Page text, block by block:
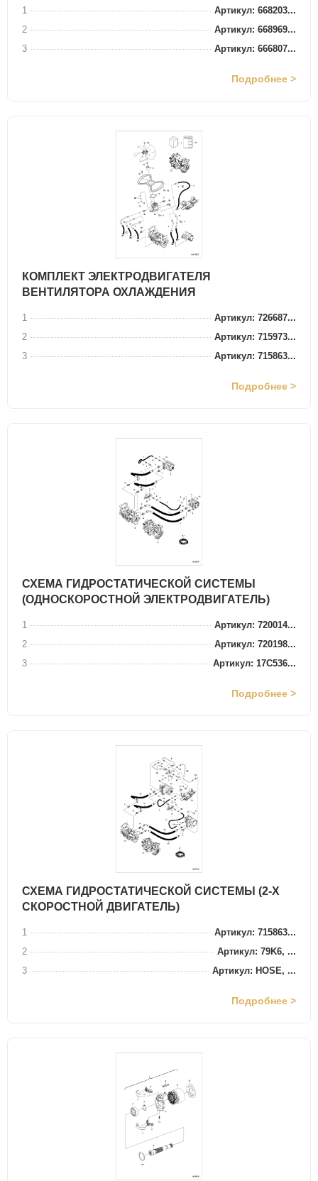
1
Артикул: 668203...
2
Артикул: 668969...
3
Артикул: 666807...
Подробнее >
КОМПЛЕКТ ЭЛЕКТРОДВИГАТЕЛЯ
ВЕНТИЛЯТОРА ОХЛАЖДЕНИЯ
1
Артикул: 726687...
2
Артикул: 715973...
3
Артикул: 715863...
Подробнее >
СХЕМА ГИДРОСТАТИЧЕСКОЙ СИСТЕМЫ
(ОДНОСКОРОСТНОЙ ЭЛЕКТРОДВИГАТЕЛЬ)
1
Артикул: 720014...
2
Артикул: 720198...
3
Артикул: 17C536...
Подробнее >
СХЕМА ГИДРОСТАТИЧЕСКОЙ СИСТЕМЫ (2-Х
СКОРОСТНОЙ ДВИГАТЕЛЬ)
1
Артикул: 715863...
2
Артикул: 79K6, ...
3
Артикул: HOSE, ...
Подробнее >